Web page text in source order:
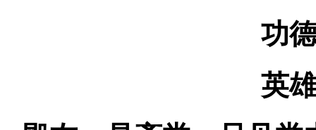
功德
英雄